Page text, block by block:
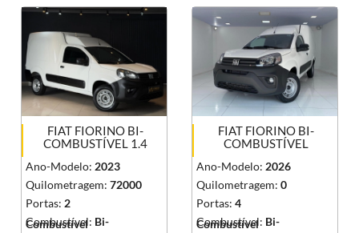
FIAT FIORINO BI-
COMBUSTÍVEL 1.4
Ano-Modelo: 2023
Quilometragem:72000
Portas: 2
Combustível: Bi-
Combustível
FIAT FIORINO BI-
COMBUSTÍVEL
Ano-Modelo: 2026
Quilometragem:0
Portas:4
Combustível: Bi-
Combustível